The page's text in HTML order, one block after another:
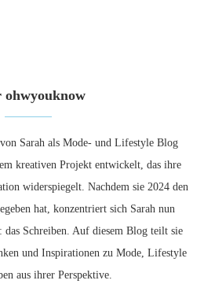
ohwyouknow
Sarah als Mode- und Lifestyle Blog
kreativen Projekt entwickelt, das ihre
widerspiegelt. Nachdem sie 2024 den
hat, konzentriert sich Sarah nun
das Schreiben. Auf diesem Blog teilt sie
und Inspirationen zu Mode, Lifestyle
aus ihrer Perspektive.